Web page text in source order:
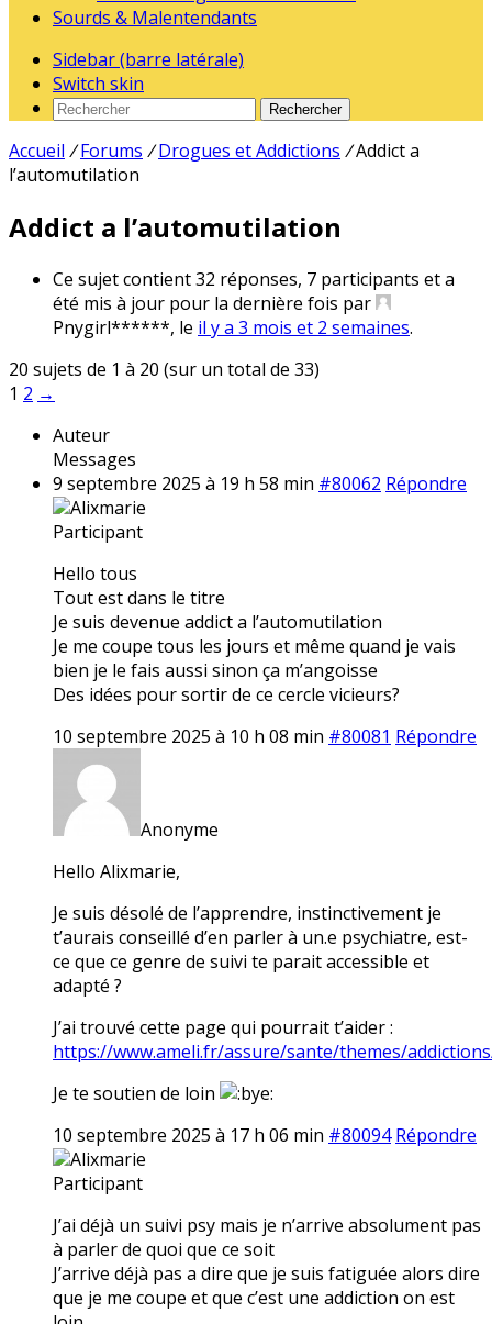
Sourds & Malentendants
Sidebar (barre latérale)
Switch skin
Rechercher
Accueil / Forums / Drogues et Addictions /Addict a
l’automutilation
Addict a l’automutilation
Ce sujet contient 32 réponses, 7 participants et a
été mis à jour pour la dernière fois par
Pnygirl******, le il y a 3 mois et 2 semaines.
20 sujets de 1 à 20 (sur un total de 33)
1 2 →
Auteur
Messages
9 septembre 2025 à 19 h 58 min #80062 Répondre
Alixmarie
Participant
Hello tous
Tout est dans le titre
Je suis devenue addict a l’automutilation
Je me coupe tous les jours et même quand je vais
bien je le fais aussi sinon ça m’angoisse
Des idées pour sortir de ce cercle vicieurs?
10 septembre 2025 à 10 h 08 min #80081 Répondre
Anonyme
Hello Alixmarie,
Je suis désolé de l’apprendre, instinctivement je
t’aurais conseillé d’en parler à un.e psychiatre, est-
ce que ce genre de suivi te parait accessible et
adapté ?
J’ai trouvé cette page qui pourrait t’aider :
https://www.ameli.fr/assure/sante/themes/
Je te soutien de loin
10 septembre 2025 à 17 h 06 min #80094 Répondre
Alixmarie
Participant
J’ai déjà un suivi psy mais je n’arrive absolument pas
à parler de quoi que ce soit
J’arrive déjà pas a dire que je suis fatiguée alors dire
que je me coupe et que c’est une addiction on est